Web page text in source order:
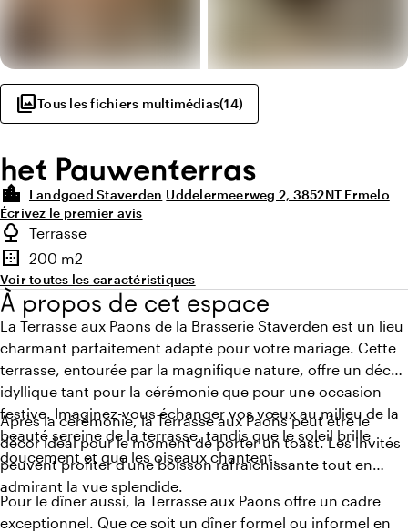
photo_libraryTous les fichiers multimédias(14)
het Pauwenterras
location_city Landgoed Staverden Uddelermeerweg 2, 3852NT Ermelo
Écrivez le premier avis
Points forts
nature
Type d'espace extérieur
Terrasse
border_outer
Superficie
200 m2
Voir toutes les caractéristiques
À propos de cet espace
La Terrasse aux Paons de la Brasserie Staverden est un lieu
charmant parfaitement adapté pour votre mariage. Cette
terrasse, entourée par la magnifique nature, offre un décor
idyllique tant pour la cérémonie que pour une occasion
festive. Imaginez-vous échanger vos vœux au milieu de la
beauté sereine de la terrasse, tandis que le soleil brille
doucement et que les oiseaux chantent.
Après la cérémonie, la Terrasse aux Paons peut être le
décor idéal pour le moment de porter un toast. Les invités
peuvent profiter d'une boisson rafraîchissante tout en
admirant la vue splendide.
Pour le dîner aussi, la Terrasse aux Paons offre un cadre
exceptionnel. Que ce soit un dîner formel ou informel en